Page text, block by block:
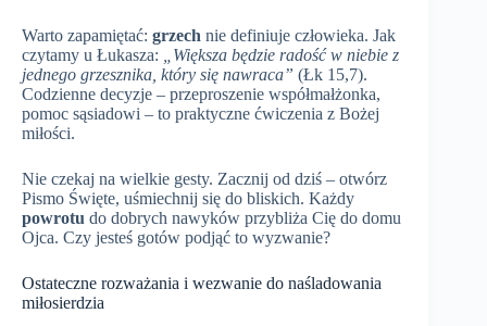
Warto zapamiętać: grzech nie definiuje człowieka. Jak
czytamy u Łukasza:
„Większa będzie radość w niebie z
jednego grzesznika, który się nawraca” (Łk 15,7).
Codzienne decyzje – przeproszenie współmałżonka,
pomoc sąsiadowi – to praktyczne ćwiczenia z Bożej
miłości.
Nie czekaj na wielkie gesty. Zacznij od dziś – otwórz
Pismo Święte, uśmiechnij się do bliskich. Każdy
powrotu do dobrych nawyków przybliża Cię do domu
Ojca. Czy jesteś gotów podjąć to wyzwanie?
Ostateczne rozważania i wezwanie do naśladowania
miłosierdzia